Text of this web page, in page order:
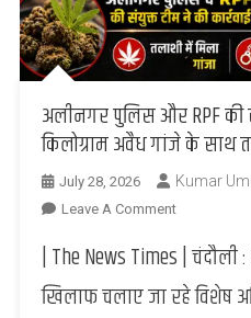
अलीनगर पुलिस और RPF की
किलोग्राम अवैध गांजे के साथ
July 28, 2026 Kumar
Leave A CommentOn
पुलिस
और
RPF
| The News Times |
खिलाफ चलाए जा रहे विशेष